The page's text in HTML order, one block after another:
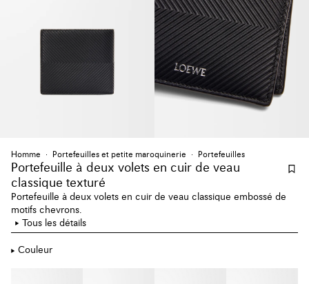
Homme Portefeuilles et petite maroquinerie Portefeuilles
Portefeuille à deux volets en cuir de veau
classique texturé
Portefeuille à deux volets en cuir de veau classique embossé de
motifs chevrons.
Tous les détails
Couleur